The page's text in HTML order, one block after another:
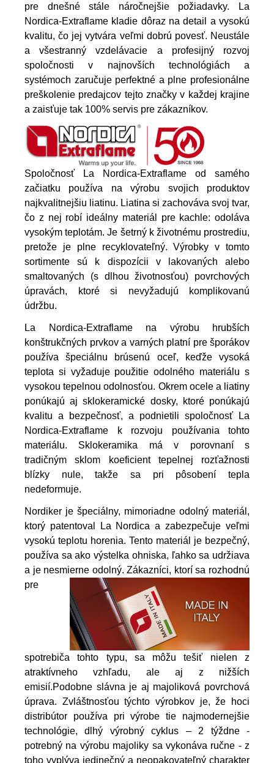
pre dnešné stále náročnejšie požiadavky. La
Nordica-Extraflame kladie dôraz na detail a vysokú
kvalitu, čo jej vytvára veľmi dobrú povesť. Neustále
a všestranný vzdelávacie a profesijný rozvoj
spoločnosti v najnovších technológiách a
systémoch zaručuje perfektné a plne profesionálne
preškolenie predajcov tejto značky v každej krajine
a zaisťuje tak 100% servis pre zákazníkov.
Spoločnosť La Nordica-Extraflame od samého
začiatku používa na výrobu svojich produktov
najkvalitnejšiu liatinu. Liatina si zachováva svoj tvar,
čo z nej robí ideálny materiál pre kachle: odoláva
vysokým teplotám. Je šetrný k životnému prostrediu,
pretože je plne recyklovateľný. Výrobky v tomto
sortimente sú k dispozícii v lakovaných alebo
smaltovaných (s dlhou životnosťou) povrchových
úpravách, ktoré si nevyžadujú komplikovanú
údržbu.
La Nordica-Extraflame na výrobu hrubších
konštrukčných prvkov a varných platní pre šporákov
používa špeciálnu brúsenú oceľ, keďže vysoká
teplota si vyžaduje použitie odolného materiálu s
vysokou tepelnou odolnosťou. Okrem ocele a liatiny
ponúkajú aj sklokeramické dosky, ktoré ponúkajú
kvalitu a bezpečnosť, a podnietili spoločnosť La
Nordica-Extraflame k rozvoju používania tohto
materiálu. Sklokeramika má v porovnaní s
tradičným sklom koeficient tepelnej rozťažnosti
blízky nule, takže sa pri pôsobení tepla
nedeformuje.
Nordiker je špeciálny, mimoriadne odolný materiál,
ktorý patentoval La Nordica a zabezpečuje veľmi
vysokú teplotu horenia. Tento materiál je bezpečný,
používa sa ako výstelka ohniska, ľahko sa udržiava
a je nesmierne odolný. Zákazníci, ktorí sa rozhodnú
pre
spotrebiča tohto typu, sa môžu tešiť nielen z
atraktívneho vzhľadu, ale aj z nižších
emisií.Podobne slávna je aj majoliková povrchová
úprava. Zvláštnosťou týchto výrobkov je, že hoci
distribútor používa pri výrobe tie najmodernejšie
technológie, dlhý výrobný cyklus – 2 týždne -
potrebný na výrobu majoliky sa vykonáva ručne - z
toho vyplýva jedinečný a neopakovateľný charakter